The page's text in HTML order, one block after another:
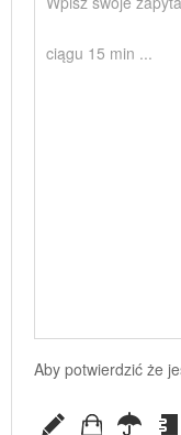
Aby potwierdzić że